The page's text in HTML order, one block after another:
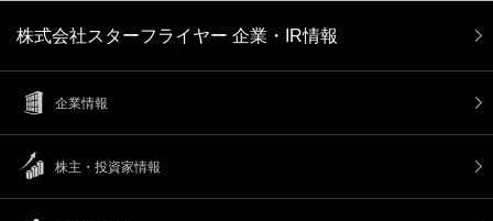
株式会社スターフライヤー 企業・IR情報
企業情報
株主・投資家情報